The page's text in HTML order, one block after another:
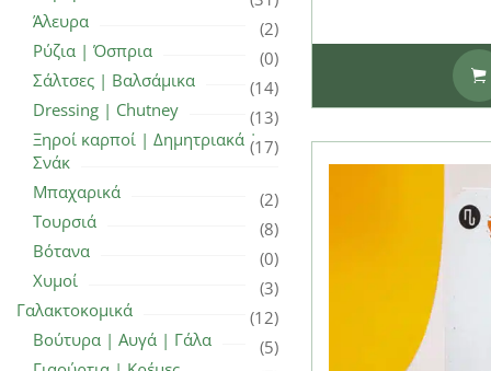
Άλευρα
(2)
Ρύζια | Όσπρια
(0)
Σάλτσες | Βαλσάμικα
(14)
Dressing | Chutney
(13)
Ξηροί καρποί | Δημητριακά |
Σνάκ
(17)
Μπαχαρικά
(2)
Τουρσιά
(8)
Βότανα
(0)
Χυμοί
(3)
Γαλακτοκομικά
(12)
Βούτυρα | Αυγά | Γάλα
(5)